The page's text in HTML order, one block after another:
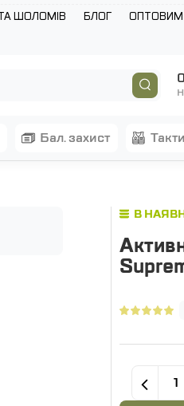
ШОЛОМІВ БЛОГ
бал. захист
В